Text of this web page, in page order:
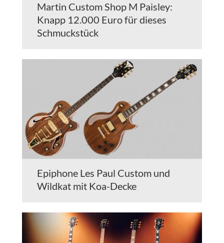
Martin Custom Shop M Paisley:
Knapp 12.000 Euro für dieses
Schmuckstück
Epiphone Les Paul Custom und
Wildkat mit Koa-Decke